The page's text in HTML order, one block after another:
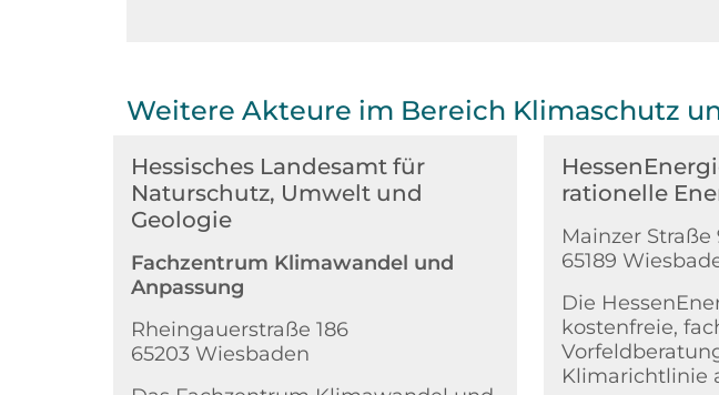
Weitere Akteure im Bereich Klimaschutz
Hessisches Landesamt für
Naturschutz, Umwelt und
Geologie
Fachzentrum Klimawandel und
Anpassung
Rheingauerstraße 186
65203 Wiesbaden
rationelle
Mainzer Straße
65189
Die
kostenfreie,
Klimarichtlinie